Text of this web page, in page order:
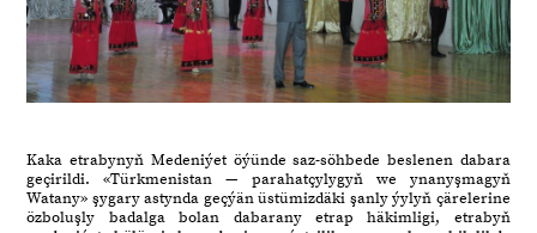
Kaka etrabynyň Medeniýet öýünde saz-söhbede beslenen dabara
geçirildi. «Türkmenistan — parahatçylygyň we ynanyşmagyň
Watany» şygary astynda geçýän üstümizdäki şanly ýylyň çärelerine
özboluşly badalga bolan dabarany etrap häkimligi, etrabyň